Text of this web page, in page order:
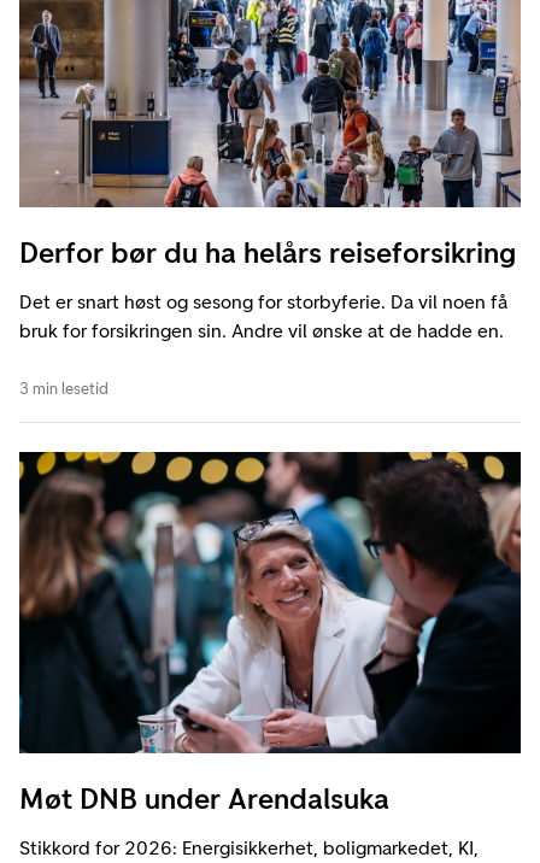
Derfor bør du ha helårs reiseforsikring
Det er snart høst og sesong for storbyferie. Da vil noen få
bruk for forsikringen sin. Andre vil ønske at de hadde en.
3 min lesetid
Møt DNB under Arendalsuka
Stikkord for 2026: Energisikkerhet, boligmarkedet, KI,